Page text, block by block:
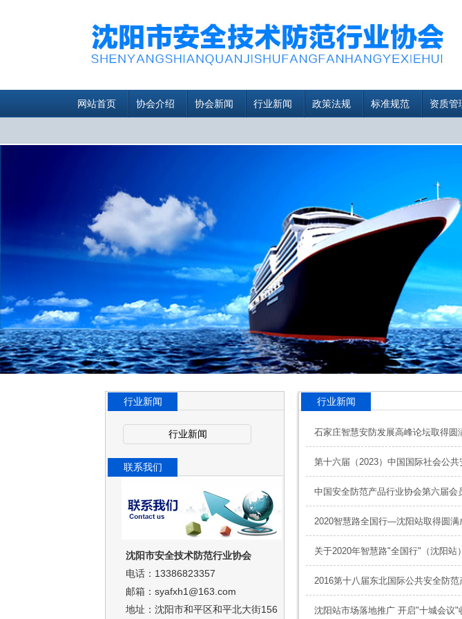
网站首页 协会介绍 协会新闻 行业新闻 政策法规 标准规范 资质管
行业新闻
行业新闻
联系我们
沈阳市安全技术防范行业协会
电话：13386823357
邮箱：syafxh1@163.com
地址：沈阳市和平区和平北大街156
行业新闻
石家庄智慧安防发展高峰论坛取得圆
第十六届（2023）中国国际社会公
中国安全防范产品行业协会第六届
2020智慧路全国行—沈阳站取得圆满
关于2020年智慧路"全国行"（沈阳站
2016第十八届东北国际公共安全防范
沈阳站市场落地推广 开启"十城会议"